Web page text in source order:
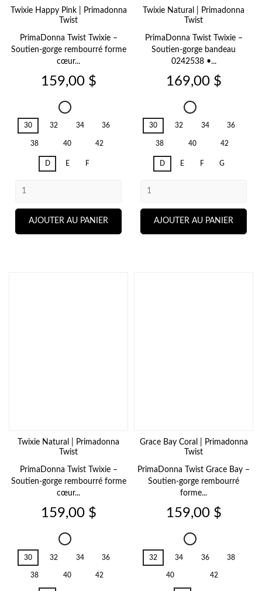
Twixie Happy Pink | Primadonna
Twist
PrimaDonna Twist Twixie –
Soutien-gorge rembourré forme
cœur...
Prix
159,00 $
Twixie
30 32 34 36
38 40 42
D E F
AJOUTER AU PANIER
Twixie Natural | Primadonna
Twist
PrimaDonna Twist Twixie –
Soutien-gorge bandeau
0242538 •...
Prix
169,00 $
Twixie
30
32 34 36
38 40 42
D E F G
AJOUTER AU PANIER
Twixie Natural | Primadonna
Twist
PrimaDonna Twist Twixie –
Soutien-gorge rembourré forme
cœur...
Prix
159,00 $
Twixie
30
32 34 36
38 40 42
Grace Bay Coral | Primadonna
Twist
PrimaDonna Twist Grace Bay –
Soutien-gorge rembourré
forme...
Prix
159,00 $
Grace
Coral
32 34 36 38
40 42